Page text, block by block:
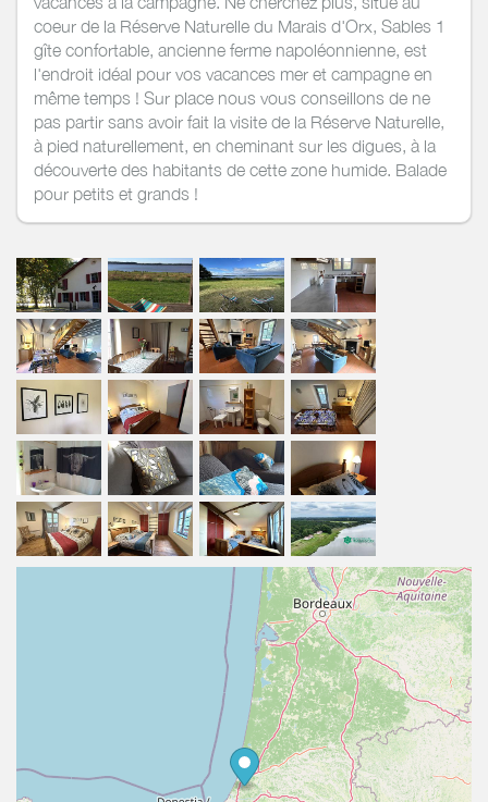
coeur de la Réserve Naturelle du Marais d'Orx, Sables 1
gîte confortable, ancienne ferme napoléonnienne, est
l'endroit idéal pour vos vacances mer et campagne en
même temps ! Sur place nous vous conseillons de ne
pas partir sans avoir fait la visite de la Réserve Naturelle,
à pied naturellement, en cheminant sur les digues, à la
découverte des habitants de cette zone humide. Balade
pour petits et grands !